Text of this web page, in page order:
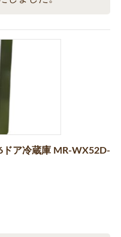
ア冷蔵庫 MR-WX52D-